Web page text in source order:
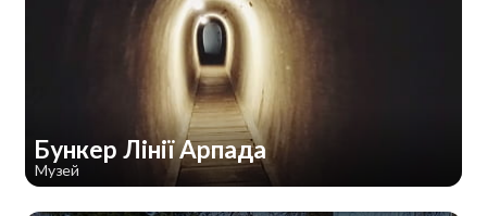
Бункер Лінії Арпада
Музей